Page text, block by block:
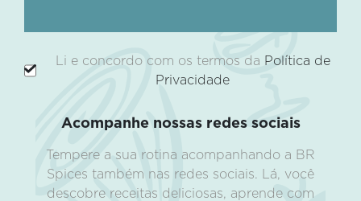
Li e concordo com os termos da Política de
Privacidade
Acompanhe nossas redes sociais
Tempere a sua rotina acompanhando a BR
Spices também nas redes sociais. Lá, você
descobre receitas deliciosas, aprende com